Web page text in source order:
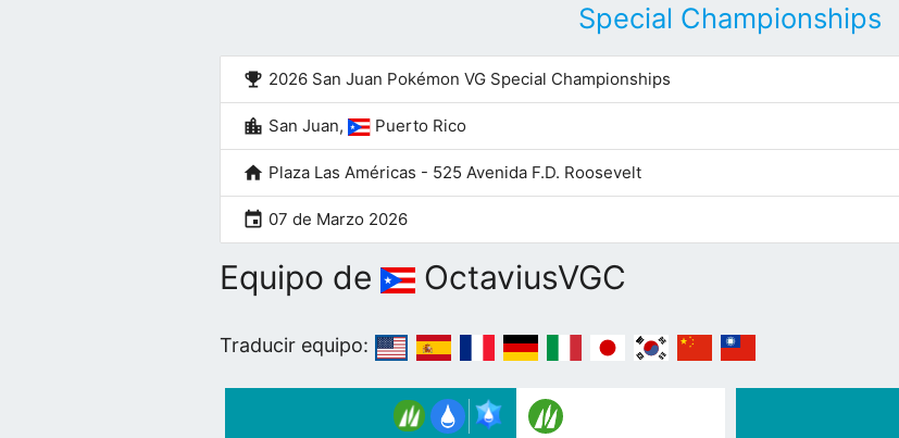
Special Championships
emoji_events 2026 San Juan Pokémon VG Special Championships
location_city San Juan, Puerto Rico
home Plaza Las Américas - 525 Avenida F.D. Roosevelt
event 07 de Marzo 2026
Equipo de OctaviusVGC
Traducir equipo: